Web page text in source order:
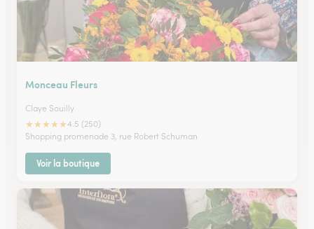
Monceau Fleurs
Claye Souilly
★★★★★4.5 (250)
Shopping promenade 3, rue Robert Schuman
Voir la boutique